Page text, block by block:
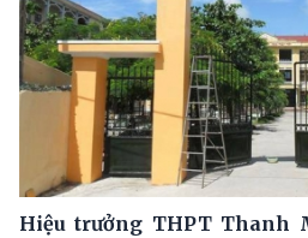
Hiệu trưởng THPT Thanh